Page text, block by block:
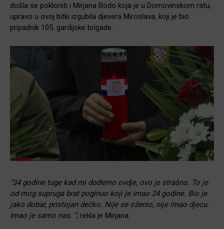
došla se pokloniti i Mirjana Bodo koja je u Domovinskom ratu,
upravo u ovoj bitki izgubila djevera Miroslava, koji je bio
pripadnik 105. gardijske brigade.
“34 godine tuge kad mi dođemo ovdje, ovo je strašno. To je
od mog supruga brat poginuo koji je imao 24 godine. Bio je
jako dobar, pristojan dečko. Nije se oženio, nije imao djecu.
Imao je samo nas. “, rekla je Mirjana.